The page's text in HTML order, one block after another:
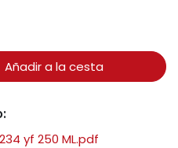
Añadir a la cesta
yf 250 ML.pdf